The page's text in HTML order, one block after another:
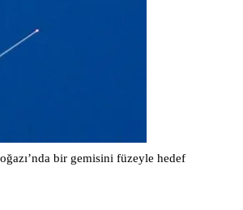
bir gemisini füzeyle hedef